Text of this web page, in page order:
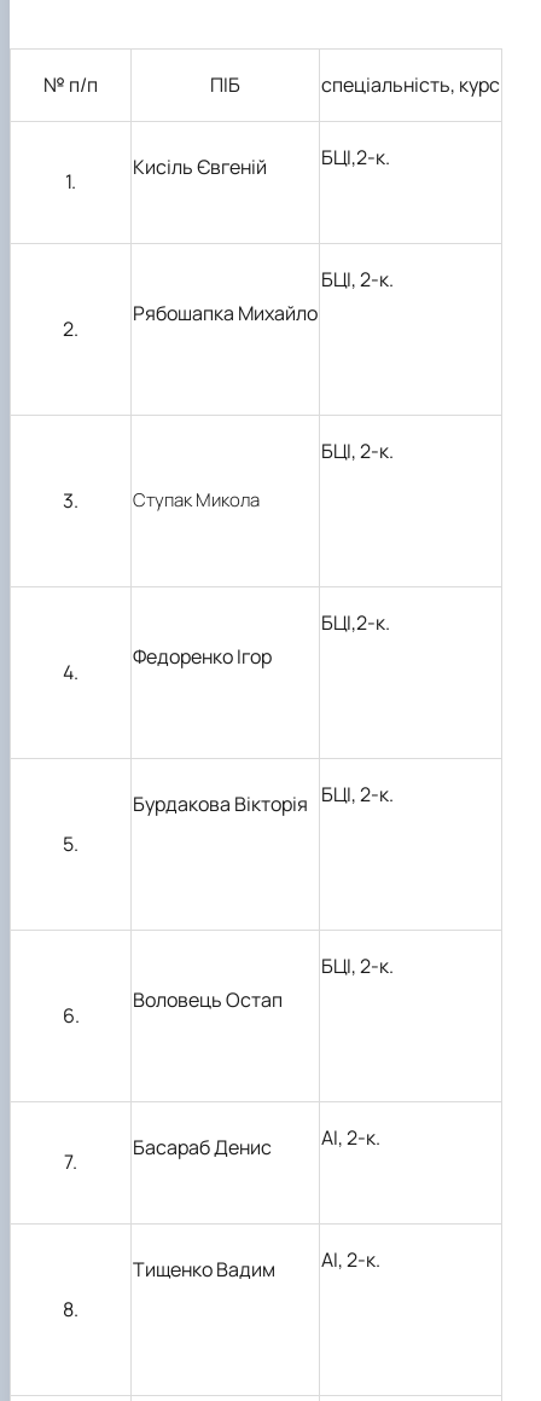
№ п/п ПІБ спеціальність, курс
1.
Кисіль Євгеній БЦІ,2-к.
2.
Рябошапка Михайло
БЦІ, 2-к.
3. Ступак Микола
БЦІ, 2-к.
4.
Федоренко Ігор
БЦІ,2-к.
5.
Бурдакова Вікторія БЦІ, 2-к.
6.
Воловець Остап
БЦІ, 2-к.
7.
Басараб Денис АІ, 2-к.
8.
Тищенко Вадим АІ, 2-к.